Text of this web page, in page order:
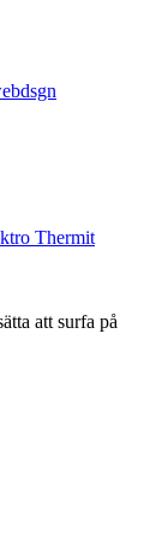
Thermit
att surfa på